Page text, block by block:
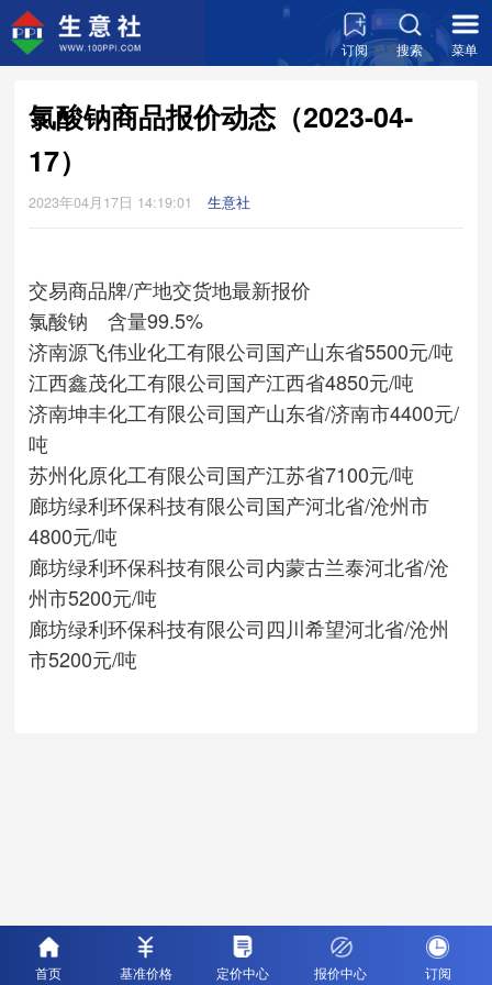
订阅 搜索 菜单
氯酸钠商品报价动态（2023-04-
17）
2023年04月17日 14:19:01 生意社
交易商品牌/产地交货地最新报价
氯酸钠 含量99.5%
济南源飞伟业化工有限公司国产山东省5500元/吨
江西鑫茂化工有限公司国产江西省4850元/吨
济南坤丰化工有限公司国产山东省/济南市4400元/
吨
苏州化原化工有限公司国产江苏省7100元/吨
廊坊绿利环保科技有限公司国产河北省/沧州市
4800元/吨
廊坊绿利环保科技有限公司内蒙古兰泰河北省/沧
州市5200元/吨
廊坊绿利环保科技有限公司四川希望河北省/沧州
市5200元/吨
首页 基准价格 定价中心 报价中心 订阅